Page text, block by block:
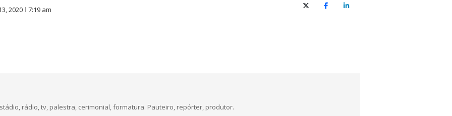
2020 7:19 am X (Twitter)FacebookO LinkedIn
rádio, tv, palestra, cerimonial, formatura. Pauteiro, repórter, produtor.